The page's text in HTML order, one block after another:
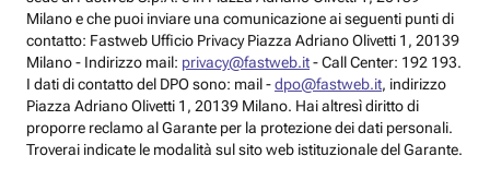
Milano e che puoi inviare una comunicazione ai seguenti punti di
contatto: Fastweb Ufficio Privacy Piazza Adriano Olivetti 1, 20139
Milano - Indirizzo mail: privacy@fastweb.it- Call Center: 192 193.
I dati di contatto del DPO sono: mail -dpo@fastweb.it, indirizzo
Piazza Adriano Olivetti 1, 20139 Milano. Hai altresì diritto di
proporre reclamo al Garante per la protezione dei dati personali.
Troverai indicate le modalità sul sito web istituzionale del Garante.